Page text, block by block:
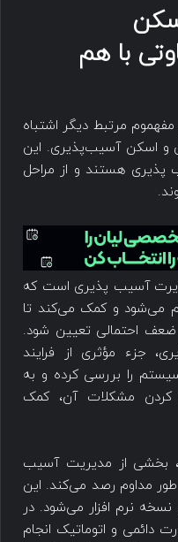
با هم
مرتبط دیگر اشتباه
و اسکن آسیب‌پذیری. این
پذیری هستند و از مراحل
‌‌آسیب پذیری ‌است که
‌می‌شود و کمک ‌می‌کند تا
ضعف احتمالی تعیین شود.
جزء مؤثری از فرایند
را بررسی کرده و به
کردن مشکلات آن، کمک
بخشی از مدیریت ‌‌آسیب
مداوم رصد می‌کند. این
نرم افزار ‌می‌شود. در
دائمی و اتوماتیک انجام